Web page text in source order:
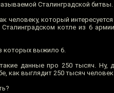
Сталинградской битвы.
человеку, который
котле из 6
которых выжило 6.
данные про 250 тысяч. Ну,
как выглядит 250 тысяч